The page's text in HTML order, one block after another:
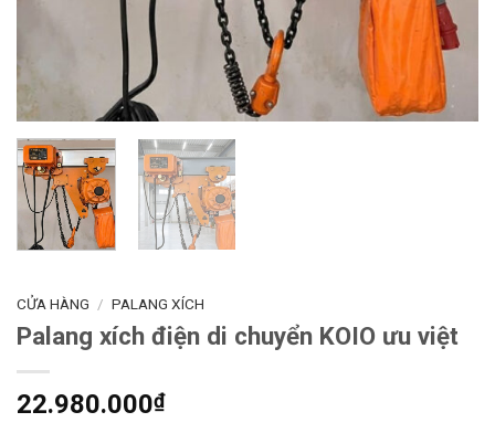
CỬA HÀNG / PALANG XÍCH
Palang xích điện di chuyển KOIO ưu việt
22.980.000₫